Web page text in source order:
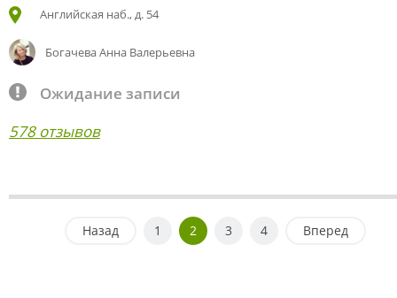
Английская наб., д. 54
Богачева Анна Валерьевна
Ожидание записи
578 отзывов
Назад 1 2 3 4 Вперед